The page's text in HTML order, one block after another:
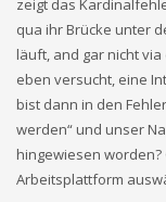
News
OM
OM cc
Online Casino
Public
review
Ringospin
Sober living
qua ihr Brücke unter
läuft, and gar nicht
eben versucht, eine
bist dann in den
werden“ und unser
hingewiesen
Arbeitsplattform